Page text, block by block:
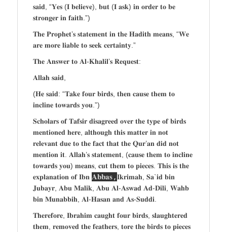
𝐬𝐚𝐢𝐝, “𝐘𝐞𝐬 (𝐈 𝐛𝐞𝐥𝐢𝐞𝐯𝐞), 𝐛𝐮𝐭 (𝐈 𝐚𝐬𝐤) 𝐢𝐧 𝐨𝐫𝐝𝐞𝐫 𝐭𝐨 𝐛𝐞
𝐬𝐭𝐫𝐨𝐧𝐠𝐞𝐫 𝐢𝐧 𝐟𝐚𝐢𝐭𝐡.”)
𝐓𝐡𝐞 𝐏𝐫𝐨𝐩𝐡𝐞𝐭’𝐬 𝐬𝐭𝐚𝐭𝐞𝐦𝐞𝐧𝐭 𝐢𝐧 𝐭𝐡𝐞 𝐇𝐚𝐝𝐢𝐭𝐡 𝐦𝐞𝐚𝐧𝐬, “𝐖𝐞
𝐚𝐫𝐞 𝐦𝐨𝐫𝐞 𝐥𝐢𝐚𝐛𝐥𝐞 𝐭𝐨 𝐬𝐞𝐞𝐤 𝐜𝐞𝐫𝐭𝐚𝐢𝐧𝐭𝐲.”
𝐓𝐡𝐞 𝐀𝐧𝐬𝐰𝐞𝐫 𝐭𝐨 𝐀𝐥-𝐊𝐡𝐚𝐥𝐢𝐥’𝐬 𝐑𝐞𝐪𝐮𝐞𝐬𝐭:
𝐀𝐥𝐥𝐚𝐡 𝐬𝐚𝐢𝐝,
(𝐇𝐞 𝐬𝐚𝐢𝐝: “𝐓𝐚𝐤𝐞 𝐟𝐨𝐮𝐫 𝐛𝐢𝐫𝐝𝐬, 𝐭𝐡𝐞𝐧 𝐜𝐚𝐮𝐬𝐞 𝐭𝐡𝐞𝐦 𝐭𝐨
𝐢𝐧𝐜𝐥𝐢𝐧𝐞 𝐭𝐨𝐰𝐚𝐫𝐝𝐬 𝐲𝐨𝐮.”)
𝐒𝐜𝐡𝐨𝐥𝐚𝐫𝐬 𝐨𝐟 𝐓𝐚𝐟𝐬𝐢𝐫 𝐝𝐢𝐬𝐚𝐠𝐫𝐞𝐞𝐝 𝐨𝐯𝐞𝐫 𝐭𝐡𝐞 𝐭𝐲𝐩𝐞 𝐨𝐟 𝐛𝐢𝐫𝐝𝐬
𝐦𝐞𝐧𝐭𝐢𝐨𝐧𝐞𝐝 𝐡𝐞𝐫𝐞, 𝐚𝐥𝐭𝐡𝐨𝐮𝐠𝐡 𝐭𝐡𝐢𝐬 𝐦𝐚𝐭𝐭𝐞𝐫 𝐢𝐧 𝐧𝐨𝐭
𝐫𝐞𝐥𝐞𝐯𝐚𝐧𝐭 𝐝𝐮𝐞 𝐭𝐨 𝐭𝐡𝐞 𝐟𝐚𝐜𝐭 𝐭𝐡𝐚𝐭 𝐭𝐡𝐞 𝐐𝐮𝐫’𝐚𝐧 𝐝𝐢𝐝 𝐧𝐨𝐭
𝐦𝐞𝐧𝐭𝐢𝐨𝐧 𝐢𝐭. 𝐀𝐥𝐥𝐚𝐡’𝐬 𝐬𝐭𝐚𝐭𝐞𝐦𝐞𝐧𝐭, (𝐜𝐚𝐮𝐬𝐞 𝐭𝐡𝐞𝐦 𝐭𝐨 𝐢𝐧𝐜𝐥𝐢𝐧𝐞
𝐭𝐨𝐰𝐚𝐫𝐝𝐬 𝐲𝐨𝐮) 𝐦𝐞𝐚𝐧𝐬, 𝐜𝐮𝐭 𝐭𝐡𝐞𝐦 𝐭𝐨 𝐩𝐢𝐞𝐜𝐞𝐬. 𝐓𝐡𝐢𝐬 𝐢𝐬 𝐭𝐡𝐞
𝐞𝐱𝐩𝐥𝐚𝐧𝐚𝐭𝐢𝐨𝐧 𝐨𝐟 𝐈𝐛𝐧 𝐀𝐛𝐛𝐚𝐬,𝐈𝐤𝐫𝐢𝐦𝐚𝐡, 𝐒𝐚`𝐢𝐝 𝐛𝐢𝐧
𝐉𝐮𝐛𝐚𝐲𝐫, 𝐀𝐛𝐮 𝐌𝐚𝐥𝐢𝐤, 𝐀𝐛𝐮 𝐀𝐥-𝐀𝐬𝐰𝐚𝐝 𝐀𝐝-𝐃𝐢𝐥𝐢, 𝐖𝐚𝐡𝐛
𝐛𝐢𝐧 𝐌𝐮𝐧𝐚𝐛𝐛𝐢𝐡, 𝐀𝐥-𝐇𝐚𝐬𝐚𝐧 𝐚𝐧𝐝 𝐀𝐬-𝐒𝐮𝐝𝐝𝐢.
𝐓𝐡𝐞𝐫𝐞𝐟𝐨𝐫𝐞, 𝐈𝐛𝐫𝐚𝐡𝐢𝐦 𝐜𝐚𝐮𝐠𝐡𝐭 𝐟𝐨𝐮𝐫 𝐛𝐢𝐫𝐝𝐬, 𝐬𝐥𝐚𝐮𝐠𝐡𝐭𝐞𝐫𝐞𝐝
𝐭𝐡𝐞𝐦, 𝐫𝐞𝐦𝐨𝐯𝐞𝐝 𝐭𝐡𝐞 𝐟𝐞𝐚𝐭𝐡𝐞𝐫𝐬, 𝐭𝐨𝐫𝐞 𝐭𝐡𝐞 𝐛𝐢𝐫𝐝𝐬 𝐭𝐨 𝐩𝐢𝐞𝐜𝐞𝐬